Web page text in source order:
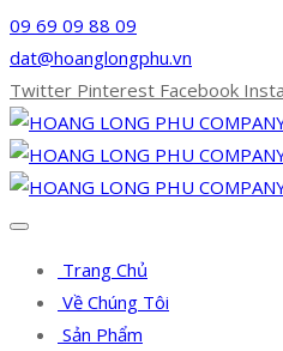
09 69 09 88 09
dat@hoanglongphu.vn
Twitter Pinterest Facebook
Trang Chủ
Về Chúng Tôi
Sản Phẩm